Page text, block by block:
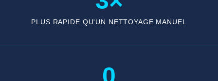
PLUS RAPIDE QU'UN NETTOYAGE MANUEL